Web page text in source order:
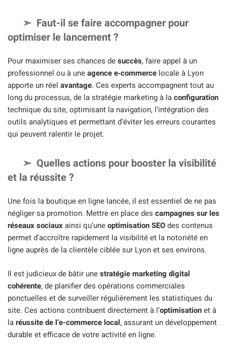
Faut-il se faire accompagner pour
optimiser le lancement ?
Pour maximiser ses chances desuccès, faire appel à un
professionnel ou à uneagence e‑commerce locale à Lyon
apporte un réel avantage. Ces experts accompagnent tout au
long du processus, de la stratégie marketing à laconfiguration
technique du site, optimisant la navigation, l’intégration des
outils analytiques et permettant d’éviter les erreurs courantes
qui peuvent ralentir le projet.
Quelles actions pour booster la visibilité
et la réussite ?
Une fois la boutique en ligne lancée, il est essentiel de ne pas
négliger sa promotion. Mettre en place des campagnes sur les
réseaux sociauxainsi qu’uneoptimisation SEOdes contenus
permet d’accroître rapidement la visibilité et la notoriété en
ligne auprès de la clientèle ciblée sur Lyon et ses environs.
Il est judicieux de bâtir unestratégie marketing digital
cohérente, de planifier des opérations commerciales
ponctuelles et de surveiller régulièrement les statistiques du
site. Ces actions contribuent directement à l’optimisationet à
laréussite de l’e-commerce local, assurant un développement
durable et efficace de votre activité en ligne.